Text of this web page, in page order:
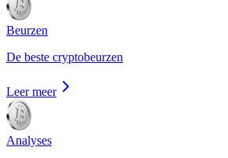
Beurzen
De beste cryptobeurzen
Leer meer
Analyses